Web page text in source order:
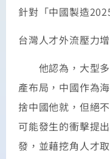
針對「中國製造
台灣人才外流壓力增
他認為，大型多
產布局，中國作為
捨中國他就，但絕
可能發生的衝擊提
發，並藉挖角人才